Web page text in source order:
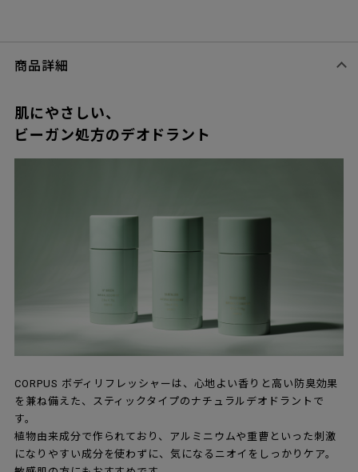
商品詳細
肌にやさしい、
ビーガン処方のデオドラント
CORPUS ボディリフレッシャーは、心地よい香りと高い防臭効果
を兼ね備えた、スティックタイプのナチュラルデオドラントで
す。
植物由来成分で作られており、アルミニウムや重曹といった刺激
になりやすい成分を使わずに、気になるニオイをしっかりケア。